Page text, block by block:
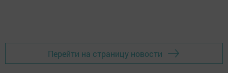
Перейти на страницу новости